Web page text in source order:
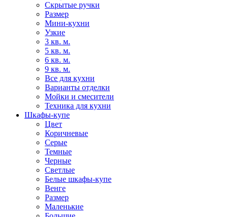
Скрытые ручки
Размер
Мини-кухни
Узкие
3 кв. м.
5 кв. м.
6 кв. м.
9 кв. м.
Все для кухни
Варианты отделки
Мойки и смесители
Техника для кухни
Шкафы-купе
Цвет
Коричневые
Серые
Темные
Черные
Светлые
Белые шкафы-купе
Венге
Размер
Маленькие